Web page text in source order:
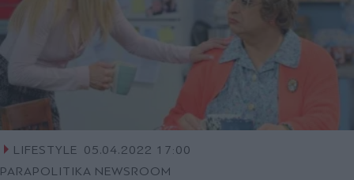
LIFESTYLE 05.04.2022 17:00
PARAPOLITIKA NEWSROOM